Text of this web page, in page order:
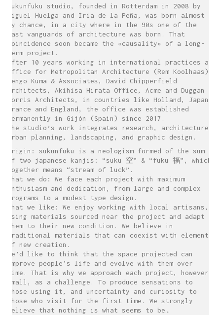
sukunfuku studio, founded in Rotterdam in 2008 by
Miguel Huelga and Iria de la Peña, was born almost
by chance, in a city where in the 90s one of the
last vanguards of architecture was born. That
coincidence soon became the «causality» of a long-
term project.
After 10 years working in international practices as
Office for Metropolitan Architecture (Rem Koolhaas),
Kengo Kuma & Associates, David Chipperfield
Architects, Akihisa Hirata Office, Acme and Duggan
Morris Architects, in countries like Holland, Japan,
France and England, the office was established
permanently in Gijón (Spain) since 2017.
The studio’s work integrates research, architecture,
urban planning, landscaping, and graphic design.
Origin: sukunfuku is a neologism formed of the sum
of two japanese kanjis: “suku 空” & “fuku 福”, which
together means “stream of luck”.
What we do: We face each project with maximum
enthusiasm and dedication, from large and complex
programs to a modest type design.
What we like: We enjoy working with local artisans,
using materials sourced near the project and adapt
them to their new condition. We believe in
traditional materials that can coexist with elements
of new creation.
We’d like to think that the space projected can
improve people’s life and evolve with them over
time. That is why we approach each project, however
small, as a challenge. To produce sensations to
those using it, and uncertainty and curiosity to
those who visit for the first time. We strongly
believe that nothing is what seems to be…